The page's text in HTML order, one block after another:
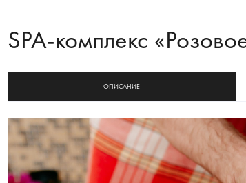
SPA-комплекс
ОПИСАНИЕ